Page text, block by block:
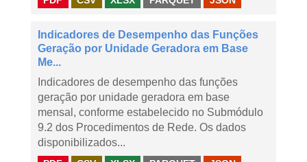
Indicadores de Desempenho das Funções
Geração por Unidade Geradora em Base
Me...
Indicadores de desempenho das funções
geração por unidade geradora em base
mensal, conforme estabelecido no Submódulo
9.2 dos Procedimentos de Rede. Os dados
disponibilizados...